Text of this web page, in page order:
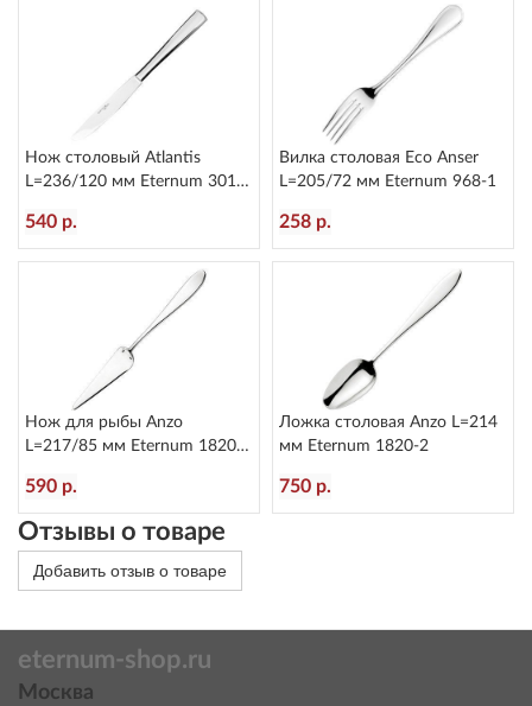
Нож столовый Atlantis
L=236/120 мм Eternum 3010-
540 р.
Вилка столовая Eco Anser
L=205/72 мм Eternum 968-1
258 р.
Нож для рыбы Anzo
L=217/85 мм Eternum 1820-
590 р.
Ложка столовая Anzo L=214
мм Eternum 1820-2
750 р.
Отзывы о товаре
Добавить отзыв о товаре
eternum-shop.ru
Москва